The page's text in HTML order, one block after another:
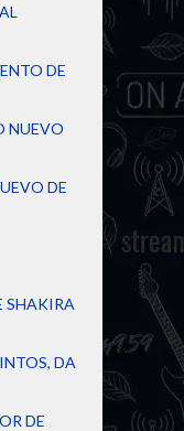
DE
NUEVO
DE
SHAKIRA
DA
DE